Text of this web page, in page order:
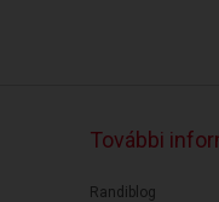
További
Randiblog